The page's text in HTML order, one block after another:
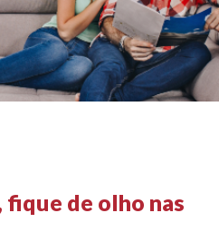
fique de olho nas